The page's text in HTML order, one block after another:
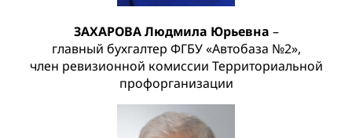
ЗАХАРОВА Людмила Юрьевна –
главный бухгалтер ФГБУ «Автобаза №2»,
член ревизионной комиссии Территориальной
профорганизации